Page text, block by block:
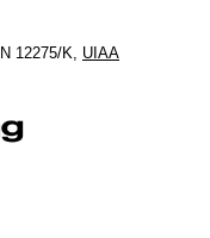
12275/K, UIAA